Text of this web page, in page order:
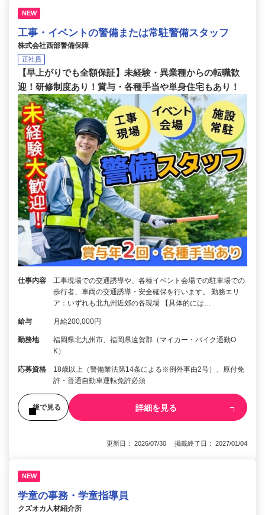
NEW
工事・イベントの警備または常駐警備スタッフ
株式会社西部警備保障
正社員
【早上がりでも全額保証】未経験・異業種からの転職歓
迎！研修制度あり！賞与・各種手当や単身住宅もあり！
仕事内容
工事現場での交通誘導や、各種イベント会場での駐車場での
歩行者、車両の交通誘導・安全確保を行います。 勤務エリ
ア：いずれも北九州近郊の各現場 【具体的には…
給与 月給200,000円
勤務地
福岡県北九州市、福岡県遠賀郡（マイカー・バイク通勤O
K）
応募資格
18歳以上（警備業法第14条による※例外事由2号）、原付免
許・普通自動車運転免許必須
後で見る 詳細を見る
更新日： 2026/07/30 掲載終了日： 2027/01/04
NEW
学童の事務・学童指導員
クズオカ人材紹介所